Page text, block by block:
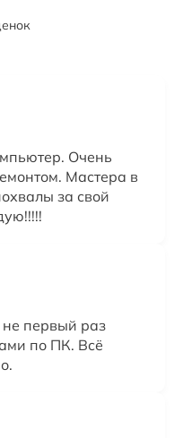
Очень
Мастера в
за свой
не первый раз
по ПК. Всё